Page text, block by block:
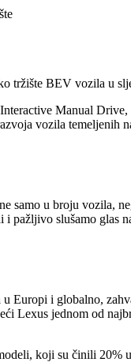
tržište BEV vozila u
Manual
vozila temeljenih
samo u broju vozila,
pažljivo slušamo glas
Europi i globalno,
Lexus jednom od
koji su činili 20%